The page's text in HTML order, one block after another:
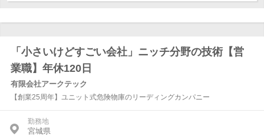
「小さいけどすごい会社」ニッチ分野の技術【営
業職】年休120日
有限会社アークテック
【創業25周年】ユニット式危険物庫のリーディングカンパニー
勤務地
宮城県